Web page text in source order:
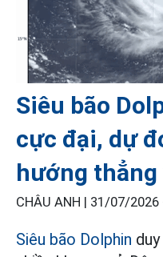
Siêu bão
cực đại, dự
hướng thẳng
CHÂU ANH | 31/07/2026
Siêu bão Dolphin